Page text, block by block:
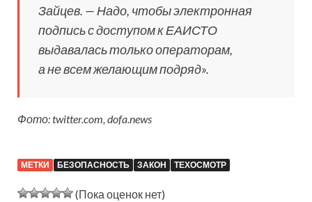
Зайцев. — Надо, чтобы электронная
подпись с доступом к ЕАИСТО
выдавалась только операторам,
а не всем желающим подряд».
Фото: twitter.com, dofa.news
МЕТКИ БЕЗОПАСНОСТЬ ЗАКОН ТЕХОСМОТР
(Пока оценок нет)